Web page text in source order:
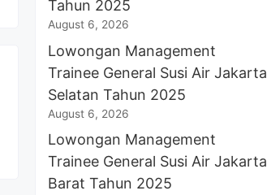
Tahun 2025
August 6, 2026
Lowongan Management
Trainee General Susi Air Jakarta
Selatan Tahun 2025
August 6, 2026
Lowongan Management
Trainee General Susi Air Jakarta
Barat Tahun 2025